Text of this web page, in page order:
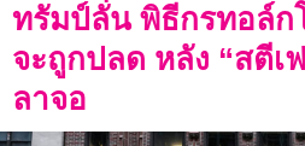
ทรัมป์ลั่น พิธีกรทอล์
จะถูกปลด หลัง “สตีเ
ลาจอ